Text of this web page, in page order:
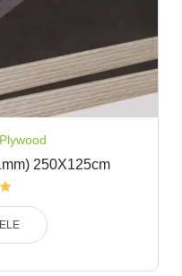
Plywood
250X125cm